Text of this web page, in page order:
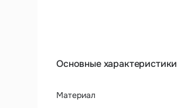
Основные характеристики
Материал